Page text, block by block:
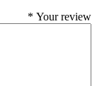
Your review
*